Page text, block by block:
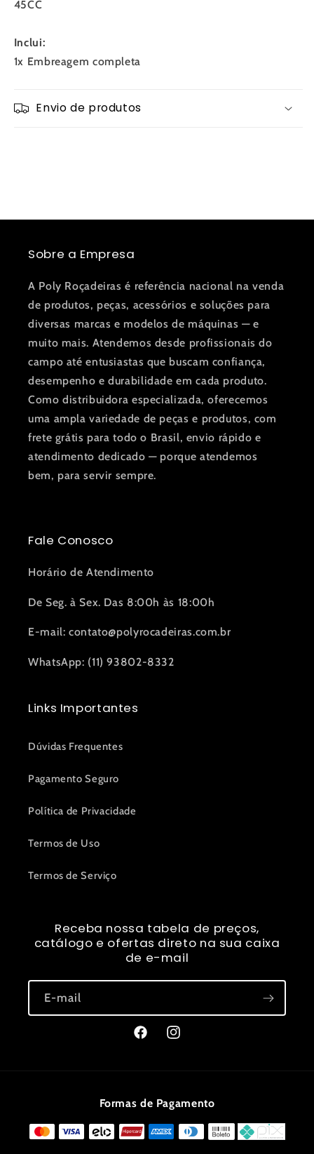
45CC
Inclui:
1x Embreagem completa
Envio de produtos
Sobre a Empresa
A Poly Roçadeiras é referência nacional na venda
de produtos, peças, acessórios e soluções para
diversas marcas e modelos de máquinas — e
muito mais. Atendemos desde profissionais do
campo até entusiastas que buscam confiança,
desempenho e durabilidade em cada produto.
Como distribuidora especializada, oferecemos
uma ampla variedade de peças e produtos, com
frete grátis para todo o Brasil, envio rápido e
atendimento dedicado — porque atendemos
bem, para servir sempre.
Fale Conosco
Horário de Atendimento
De Seg. à Sex. Das 8:00h às 18:00h
E-mail: contato@polyrocadeiras.com.br
WhatsApp: (11) 93802-8332
Links Importantes
Dúvidas Frequentes
Pagamento Seguro
Política de Privacidade
Termos de Uso
Termos de Serviço
Receba nossa tabela de preços,
catálogo e ofertas direto na sua caixa
de e-mail
E-mail
FacebookInstagram
Formas de Pagamento